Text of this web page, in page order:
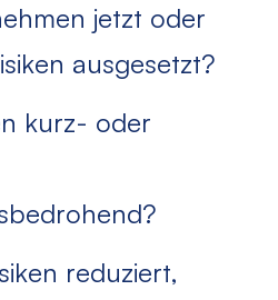
jetzt oder
ausgesetzt?
kurz- oder
reduziert,